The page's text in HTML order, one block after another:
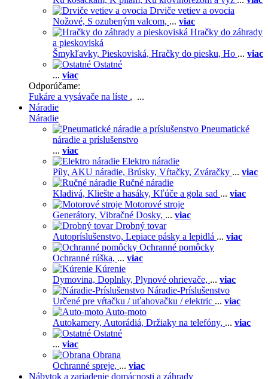
Drviče vetiev a ovocia
Nožové, S ozubeným valcom, ... viac
Hračky do záhrady
a pieskoviská
Šmykľavky, Pieskoviská, Hračky do piesku, Ho ... viac
Ostatné
... viac
Odporúčame:
Fukáre a vysávače na líste , ...
Náradie
Náradie
Pneumatické
náradie a príslušenstvo
... viac
Elektro náradie
Píly, AKU náradie, Brúsky, Vŕtačky, Zváračky ... viac
Ručné náradie
Kladivá, Kliešte a hasáky, Kľúče a gola sad ... viac
Motorové stroje
Generátory, Vibračné Dosky, ... viac
Drobný tovar
Autopríslušenstvo, Lepiace pásky a lepidlá ... viac
Ochranné pomôcky
Ochranné rúška, ... viac
Kúrenie
Dymovina, Doplnky, Plynové ohrievače, ... viac
Náradie-Príslušenstvo
Určené pre vŕtačku / uťahovačku / elektric ... viac
Auto-moto
Autokamery, Autorádiá, Držiaky na telefóny, ... viac
Ostatné
... viac
Obrana
Ochranné spreje, ... viac
Nábytok a zariadenie domácnosti a záhrady